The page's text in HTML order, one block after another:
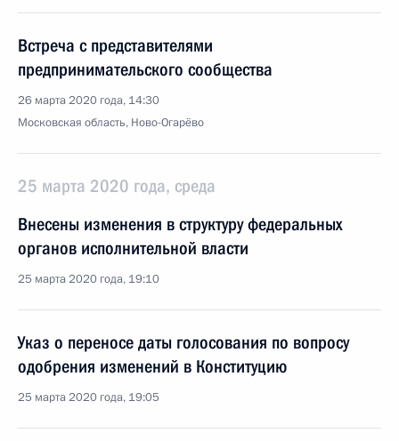
Встреча с представителями
предпринимательского сообщества
26 марта 2020 года, 14:30
Московская область, Ново-Огарёво
25 марта 2020 года, среда
Внесены изменения в структуру федеральных
органов исполнительной власти
25 марта 2020 года, 19:10
Указ о переносе даты голосования по вопросу
одобрения изменений в Конституцию
25 марта 2020 года, 19:05